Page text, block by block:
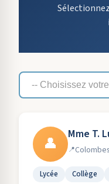
👤 Mme T.
Colombes
Lycée Collège